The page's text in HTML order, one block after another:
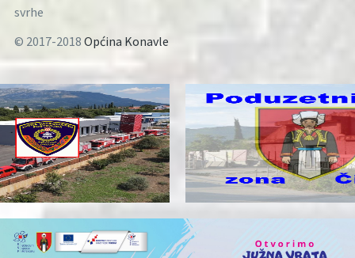
svrhe
© 2017-2018 Općina Konavle